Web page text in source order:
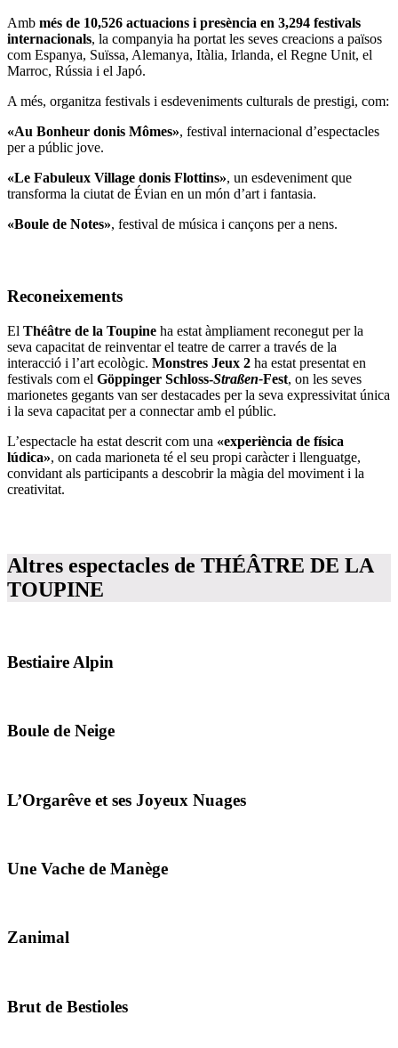
Amb més de 10,526 actuacions i presència en 3,294 festivals
internacionals, la companyia ha portat les seves creacions a països
com Espanya, Suïssa, Alemanya, Itàlia, Irlanda, el Regne Unit, el
Marroc, Rússia i el Japó.
A més, organitza festivals i esdeveniments culturals de prestigi, com:
«Au Bonheur donis Mômes», festival internacional d’espectacles
per a públic jove.
«Le Fabuleux Village donis Flottins», un esdeveniment que
transforma la ciutat de Évian en un món d’art i fantasia.
«Boule de Notes», festival de música i cançons per a nens.
Reconeixements
El Théâtre de la Toupine ha estat àmpliament reconegut per la
seva capacitat de reinventar el teatre de carrer a través de la
interacció i l’art ecològic. Monstres Jeux 2 ha estat presentat en
festivals com el Göppinger Schloss-Straßen-Fest, on les seves
marionetes gegants van ser destacades per la seva expressivitat única
i la seva capacitat per a connectar amb el públic.
L’espectacle ha estat descrit com una «experiència de física
lúdica», on cada marioneta té el seu propi caràcter i llenguatge,
convidant als participants a descobrir la màgia del moviment i la
creativitat.
Altres espectacles de THÉÂTRE DE LA
TOUPINE
Bestiaire Alpin
Boule de Neige
L’Orgarêve et ses Joyeux Nuages
Une Vache de Manège
Zanimal
Brut de Bestioles